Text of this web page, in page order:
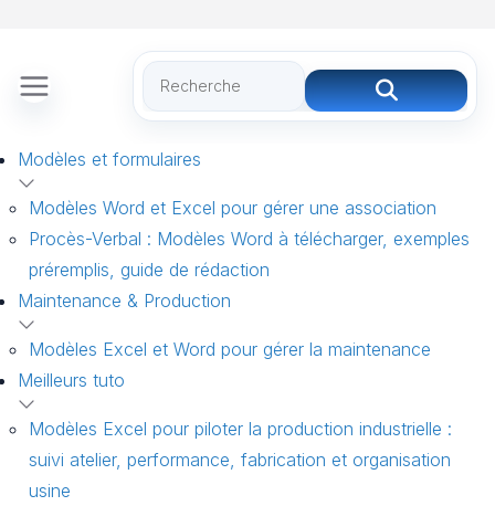
Modèles et formulaires
Modèles Word et Excel pour gérer une association
Procès-Verbal : Modèles Word à télécharger, exemples
préremplis, guide de rédaction
Maintenance & Production
Modèles Excel et Word pour gérer la maintenance
Meilleurs tuto
Modèles Excel pour piloter la production industrielle :
suivi atelier, performance, fabrication et organisation
usine